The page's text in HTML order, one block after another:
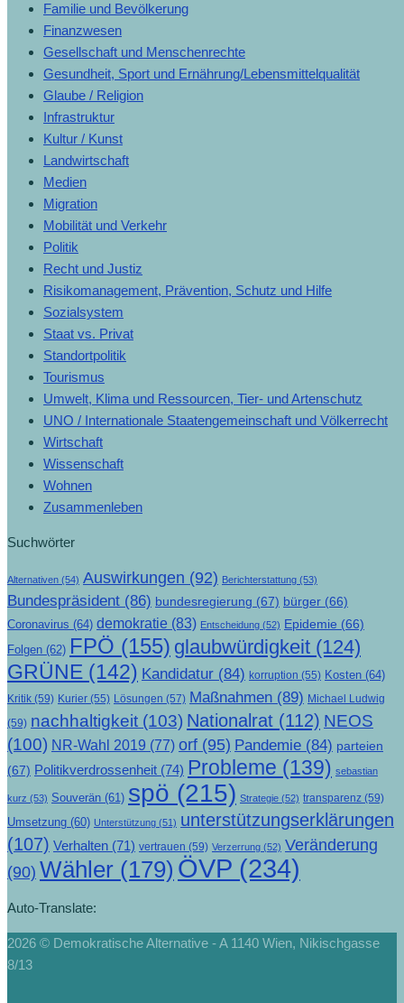
Familie und Bevölkerung
Finanzwesen
Gesellschaft und Menschenrechte
Gesundheit, Sport und Ernährung/Lebensmittelqualität
Glaube / Religion
Infrastruktur
Kultur / Kunst
Landwirtschaft
Medien
Migration
Mobilität und Verkehr
Politik
Recht und Justiz
Risikomanagement, Prävention, Schutz und Hilfe
Sozialsystem
Staat vs. Privat
Standortpolitik
Tourismus
Umwelt, Klima und Ressourcen, Tier- und Artenschutz
UNO / Internationale Staatengemeinschaft und Völkerrecht
Wirtschaft
Wissenschaft
Wohnen
Zusammenleben
Suchwörter
Alternativen (54) Auswirkungen (92) Berichterstattung (53)
Bundespräsident (86) bundesregierung (67) bürger (66)
Coronavirus (64) demokratie (83) Entscheidung (52) Epidemie (66)
Folgen (62) FPÖ (155) glaubwürdigkeit (124)
GRÜNE (142) Kandidatur (84) korruption (55) Kosten (64)
Kritik (59) Kurier (55) Lösungen (57) Maßnahmen (89) Michael Ludwig
(59) nachhaltigkeit (103) Nationalrat (112) NEOS
(100) NR-Wahl 2019 (77) orf (95) Pandemie (84) parteien
(67) Politikverdrossenheit (74) Probleme (139) sebastian
kurz (53) Souverän (61) spö (215) Strategie (52) transparenz (59)
Umsetzung (60) Unterstützung (51) unterstützungserklärungen
(107) Verhalten (71) vertrauen (59) Verzerrung (52) Veränderung
(90) Wähler (179) ÖVP (234)
Auto-Translate:
2026 © Demokratische Alternative - A 1140 Wien, Nikischgasse
8/13